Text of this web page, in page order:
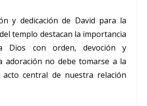
y dedicación de David para la
templo destacan la importancia
Dios con orden, devoción y
adoración no debe tomarse a la
central de nuestra relación